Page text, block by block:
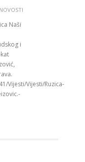
NOVOSTI
Naši
i
Vijesti/Vijesti/Ruzica-